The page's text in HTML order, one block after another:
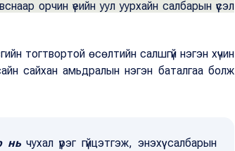
орчин үеийн уул уурхайн салбарын үүсэл
тогтвортой өсөлтийн салшгүй нэгэн хүчин
сайхан амьдралын нэгэн баталгаа болж
ньчухал үүрэг гүйцэтгэж, энэхүү салбарын